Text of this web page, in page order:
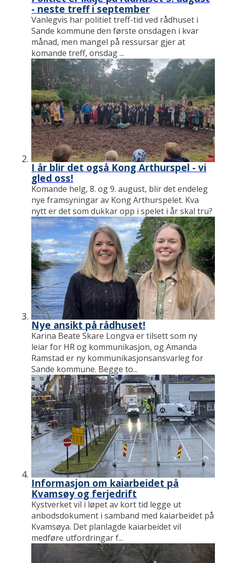
- neste treff i september
Vanlegvis har politiet treff-tid ved rådhuset i
Sande kommune den første onsdagen i kvar
månad, men mangel på ressursar gjer at
komande treff, onsdag ...
I år blir det også Kong Arthurspel - vi
gled oss!
Komande helg, 8. og 9. august, blir det endeleg
nye framsyningar av Kong Arthurspelet. Kva
nytt er det som dukkar opp i spelet i år skal tru?
Nye ansikt på rådhuset!
Karina Beate Skare Longva er tilsett som ny
leiar for HR og kommunikasjon, og Amanda
Ramstad er ny kommunikasjonsansvarleg for
Sande kommune. Begge to...
Informasjon om kaiarbeidet på
Kvamsøy og ferjedrift
Kystverket vil i løpet av kort tid legge ut
anbodsdokument i samband med kaiarbeidet på
Kvamsøya. Det planlagde kaiarbeidet vil
medføre utfordringar f...